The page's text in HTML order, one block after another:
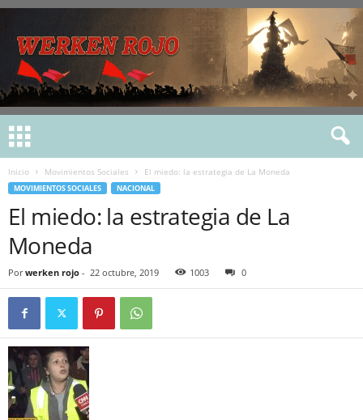
Inicio Movimientos Sociales El miedo: la estrategia de La Moneda
MOVIMIENTOS SOCIALES NACIONAL
El miedo: la estrategia de La
Moneda
Por werken rojo - 22 octubre, 2019 1003 0